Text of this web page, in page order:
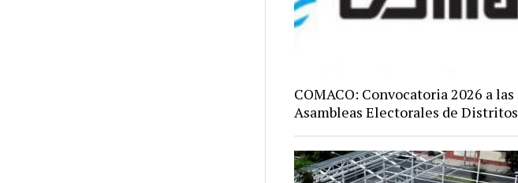
COMACO: Convocatoria 2026 a las
Asambleas Electorales de Distritos